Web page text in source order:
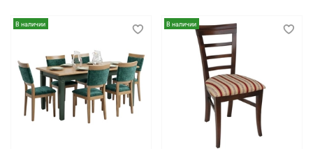
В наличии В наличии